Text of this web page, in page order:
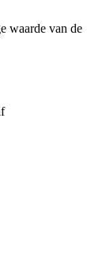
waarde van de